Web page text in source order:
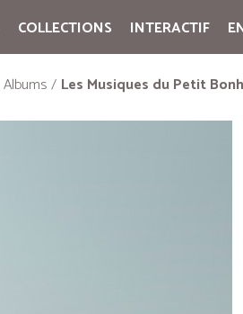
COLLECTIONS INTERACTIF
Albums Les Musiques du Petit